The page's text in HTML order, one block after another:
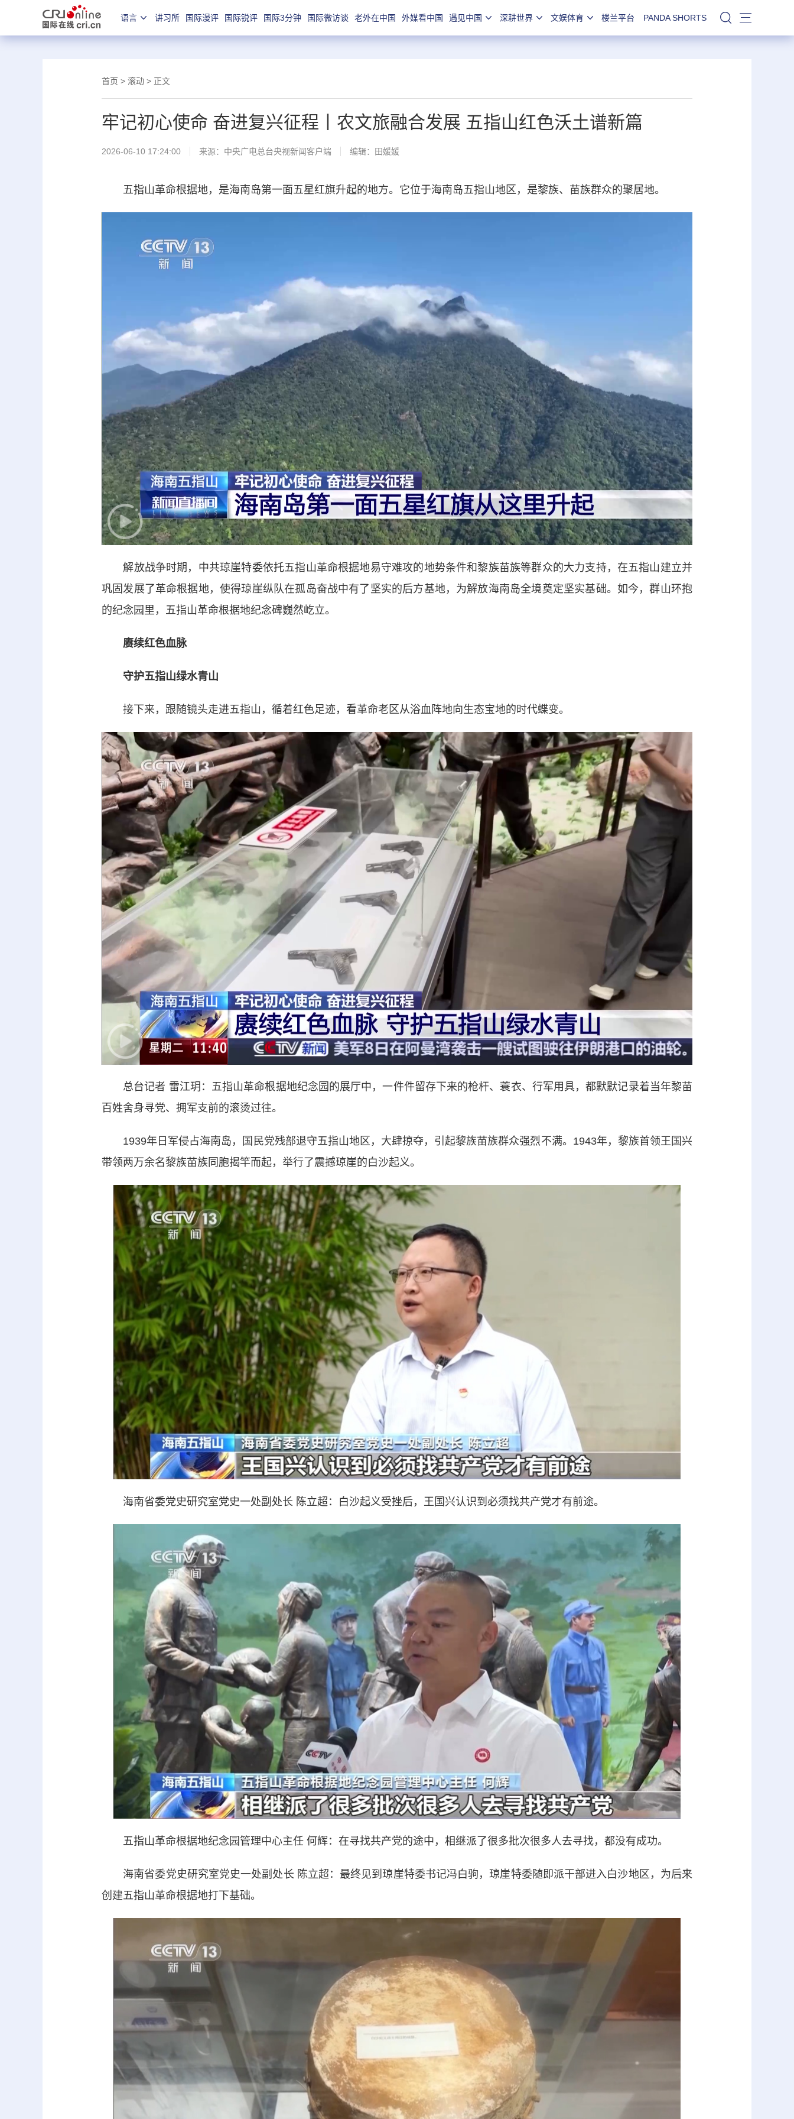
语言 讲习所 国际漫评 国际锐评 国际3分钟 国际微访谈 老外在中国 外媒看中国 遇见中国 深耕世界 文娱体育 楼兰平台 PANDA SHORTS 站内搜索
首页 > 滚动 > 正文
牢记初心使命 奋进复兴征程丨农文旅融合发展 五指山红色沃土谱新篇
2026-06-10 17:24:00 来源： 中央广电总台央视新闻客户端 编辑：田媛媛
五指山革命根据地，是海南岛第一面五星红旗升起的地方。它位于海南岛五指山地区，是黎族、苗族群众的聚居地。
解放战争时期，中共琼崖特委依托五指山革命根据地易守难攻的地势条件和黎族苗族等群众的大力支持，在五指山建立并
巩固发展了革命根据地，使得琼崖纵队在孤岛奋战中有了坚实的后方基地，为解放海南岛全境奠定坚实基础。如今，群山环抱
的纪念园里，五指山革命根据地纪念碑巍然屹立。
赓续红色血脉
守护五指山绿水青山
接下来，跟随镜头走进五指山，循着红色足迹，看革命老区从浴血阵地向生态宝地的时代蝶变。
总台记者 雷江玥：五指山革命根据地纪念园的展厅中，一件件留存下来的枪杆、蓑衣、行军用具，都默默记录着当年黎苗
百姓舍身寻党、拥军支前的滚烫过往。
1939年日军侵占海南岛，国民党残部退守五指山地区，大肆掠夺，引起黎族苗族群众强烈不满。1943年，黎族首领王国兴
带领两万余名黎族苗族同胞揭竿而起，举行了震撼琼崖的白沙起义。
海南省委党史研究室党史一处副处长 陈立超：白沙起义受挫后，王国兴认识到必须找共产党才有前途。
五指山革命根据地纪念园管理中心主任 何辉：在寻找共产党的途中，相继派了很多批次很多人去寻找，都没有成功。
海南省委党史研究室党史一处副处长 陈立超：最终见到琼崖特委书记冯白驹，琼崖特委随即派干部进入白沙地区，为后来
创建五指山革命根据地打下基础。